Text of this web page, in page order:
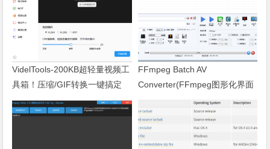
VidelTools-200KB超轻量视频工
具箱！压缩/GIF转换一键搞定
FFmpeg Batch AV
Converter(FFmpeg图形化界面
工具)-开源的批量音频和视频工
具